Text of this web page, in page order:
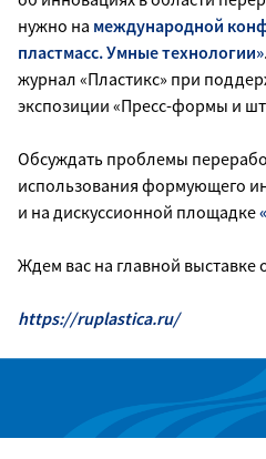
нужно на международной
пластмасс. Умные технологии»
журнал «Пластикс» при
экспозиции «Пресс-формы и
Обсуждать проблемы
использования формующего
и на дискуссионной площадке
Ждем вас на главной выставке
https://ruplastica.ru/